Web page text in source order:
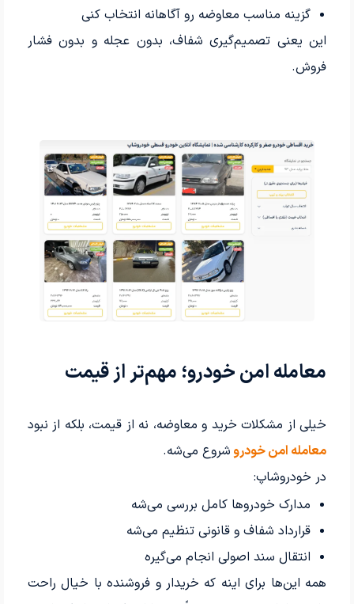
گزینه مناسب معاوضه رو آگاهانه انتخاب کنی
این یعنی تصمیم‌گیری شفاف، بدون عجله و بدون فشار
فروش.
معامله امن خودرو؛ مهم‌تر از قیمت
خیلی از مشکلات خرید و معاوضه، نه از قیمت، بلکه از نبود
معامله امن خودروشروع می‌شه.
در خودروشاپ:
مدارک خودروها کامل بررسی می‌شه
قرارداد شفاف و قانونی تنظیم می‌شه
انتقال سند اصولی انجام می‌گیره
همه این‌ها برای اینه که خریدار و فروشنده با خیال راحت